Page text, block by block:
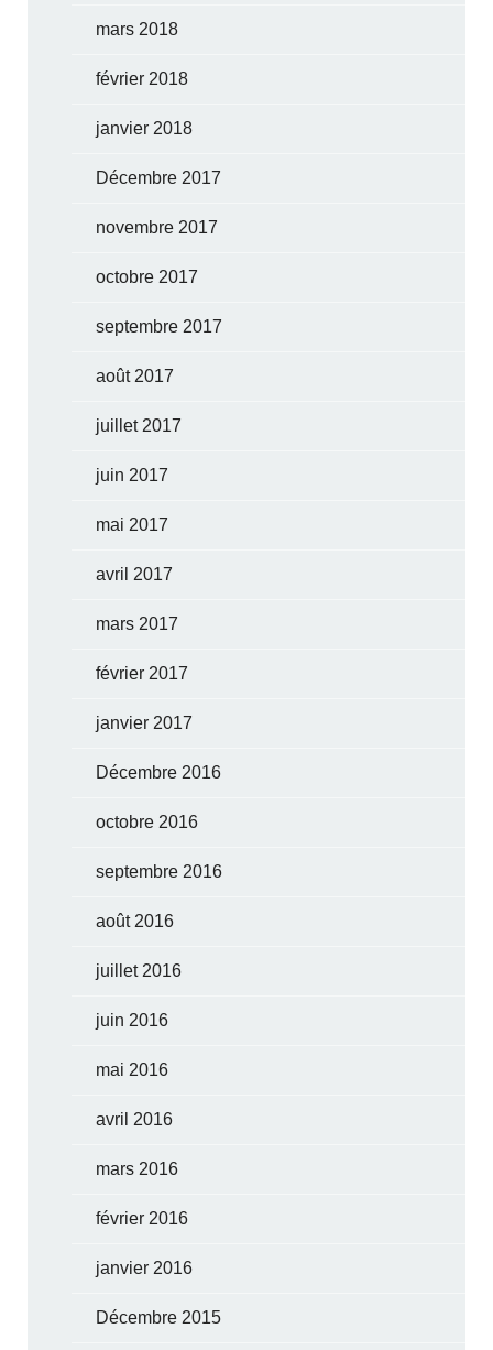
mars 2018
février 2018
janvier 2018
Décembre 2017
novembre 2017
octobre 2017
septembre 2017
août 2017
juillet 2017
juin 2017
mai 2017
avril 2017
mars 2017
février 2017
janvier 2017
Décembre 2016
octobre 2016
septembre 2016
août 2016
juillet 2016
juin 2016
mai 2016
avril 2016
mars 2016
février 2016
janvier 2016
Décembre 2015